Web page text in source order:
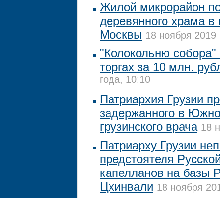
Жилой микрорайон
деревянного храма
Москвы 18 ноября 2019
"Колокольню
торгах за 10 млн.
года, 10:10
Патриархия Грузии
задержанного в
грузинского врача 18
Патриарху Грузии
предстоятеля
капелланов на базы
Цхинвали 18 ноября